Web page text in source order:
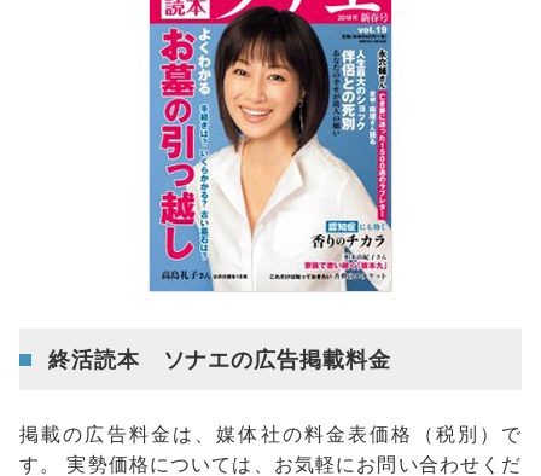
終活読本 ソナエの広告掲載料金
掲載の広告料金は、媒体社の料金表価格（税別）で
す。 実勢価格については、お気軽にお問い合わせくだ